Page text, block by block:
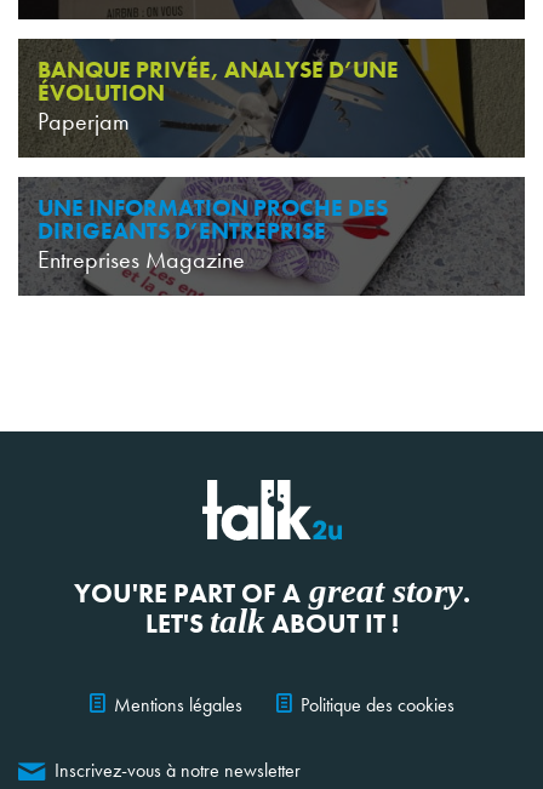
BANQUE PRIVÉE, ANALYSE D’UNE
ÉVOLUTION
Paperjam
UNE INFORMATION PROCHE DES
DIRIGEANTS D’ENTREPRISE
Entreprises Magazine
YOU'RE PART OF Agreat story.
LET'S talkABOUT IT !
Mentions légales Politique des cookies
Inscrivez-vous à notre newsletter